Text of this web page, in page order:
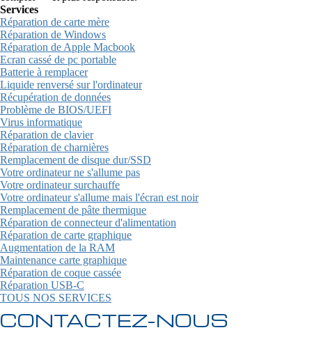
Services
Réparation de carte mère
Réparation de Windows
Réparation de Apple Macbook
Ecran cassé de pc portable
Batterie à remplacer
Liquide renversé sur l'ordinateur
Récupération de données
Problème de BIOS/UEFI
Virus informatique
Réparation de clavier
Réparation de charnières
Remplacement de disque dur/SSD
Votre ordinateur ne s'allume pas
Votre ordinateur surchauffe
Votre ordinateur s'allume mais l'écran est noir
Remplacement de pâte thermique
Réparation de connecteur d'alimentation
Réparation de carte graphique
Augmentation de la RAM
Maintenance carte graphique
Réparation de coque cassée
Réparation USB-C
TOUS NOS SERVICES
CONTACTEZ-NOUS